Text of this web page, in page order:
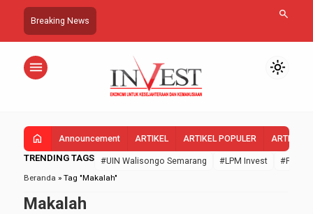
Breaking News search
menu light_mode
home Announcement ARTIKEL ARTIKEL POPULER ARTIKEL
TRENDING TAGS #UIN Walisongo Semarang #LPM Invest
#FEBI
Beranda » Tag "Makalah"
Makalah